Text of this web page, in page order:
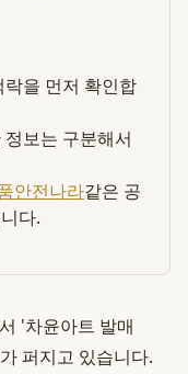
을 먼저 확인합
보는 구분해서
안전나라같은 공
다.
'차윤아트 발매
퍼지고 있습니다.